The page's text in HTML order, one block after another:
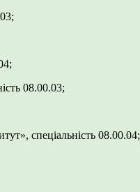
08.00.03;
спеціальність 08.00.04;